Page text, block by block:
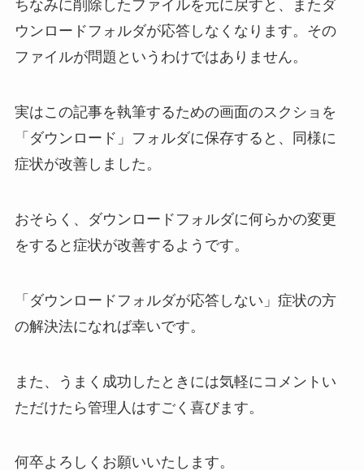
ちなみに削除したファイルを元に戻すと、またダ
ウンロードフォルダが応答しなくなります。その
ファイルが問題というわけではありません。
実はこの記事を執筆するための画面のスクショを
「ダウンロード」フォルダに保存すると、同様に
症状が改善しました。
おそらく、ダウンロードフォルダに何らかの変更
をすると症状が改善するようです。
「ダウンロードフォルダが応答しない」症状の方
の解決法になれば幸いです。
また、うまく成功したときには気軽にコメントい
ただけたら管理人はすごく喜びます。
何卒よろしくお願いいたします。